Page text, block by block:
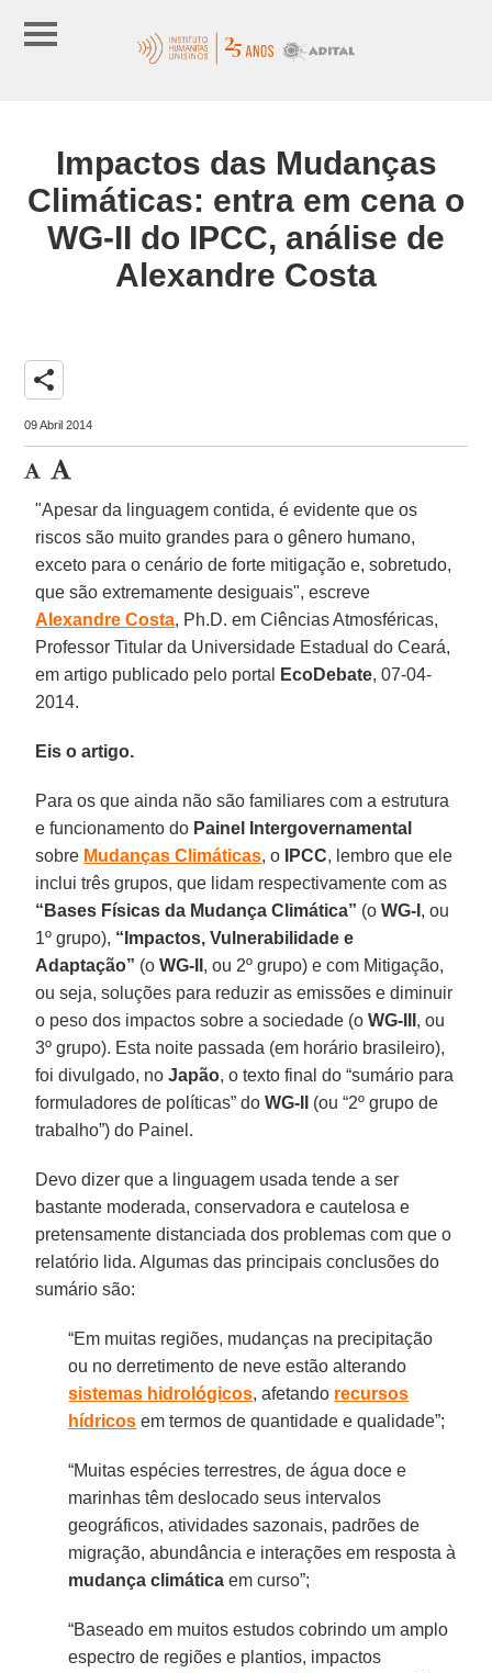
Impactos das Mudanças
Climáticas: entra em cena o
WG-II do IPCC, análise de
Alexandre Costa
share
09 Abril 2014
"Apesar da linguagem contida, é evidente que os
riscos são muito grandes para o gênero humano,
exceto para o cenário de forte mitigação e, sobretudo,
que são extremamente desiguais", escreve
Alexandre Costa, Ph.D. em Ciências Atmosféricas,
Professor Titular da Universidade Estadual do Ceará,
em artigo publicado pelo portal
EcoDebate, 07-04-
2014.
Eis o artigo.
Para os que ainda não são familiares com a estrutura
e funcionamento do Painel Intergovernamental
sobre Mudanças Climáticas, o IPCC, lembro que ele
inclui três grupos, que lidam respectivamente com as
“Bases Físicas da Mudança Climática” (oWG-I , ou
1º grupo), “Impactos, Vulnerabilidade e
Adaptação” (oWG-II , ou 2º grupo) e com Mitigação,
ou seja, soluções para reduzir as emissões e diminuir
o peso dos impactos sobre a sociedade (oWG-III , ou
3º grupo). Esta noite passada (em horário brasileiro),
foi divulgado, noJapão, o texto final do “sumário para
formuladores de políticas” doWG-II
(ou “2º grupo de
trabalho”) do Painel.
Devo dizer que a linguagem usada tende a ser
bastante moderada, conservadora e cautelosa e
pretensamente distanciada dos problemas com que o
relatório lida. Algumas das principais conclusões do
sumário são:
“Em muitas regiões, mudanças na precipitação
ou no derretimento de neve estão alterando
sistemas hidrológicos, afetando recursos
hídricos em termos de quantidade e qualidade”;
“Muitas espécies terrestres, de água doce e
marinhas têm deslocado seus intervalos
geográficos, atividades sazonais, padrões de
migração, abundância e interações em resposta à
mudança climática em curso”;
“Baseado em muitos estudos cobrindo um amplo
espectro de regiões e plantios, impactos